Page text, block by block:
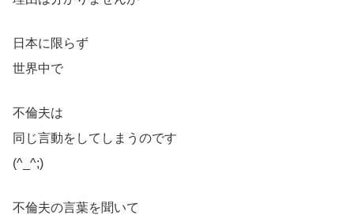
日本に限らず
世界中で
不倫夫は
同じ言動をしてしまうのです
(^_^;)
不倫夫の言葉を聞いて